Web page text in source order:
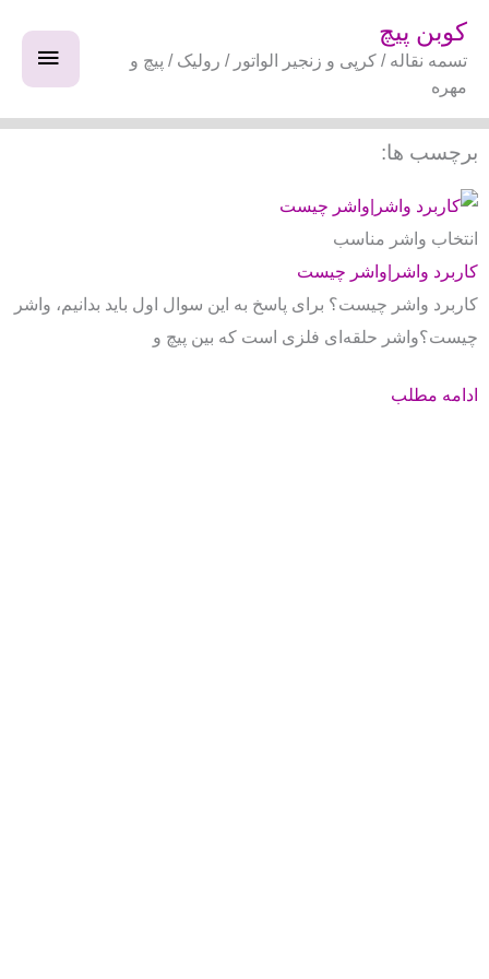
کوبن پیچ
تسمه نقاله / کرپی و زنجیر الواتور / رولیک / پیچ و
مهره
برچسب ها:
انتخاب واشر مناسب
کاربرد واشر|واشر چیست
کاربرد واشر چیست؟ برای پاسخ به این سوال اول باید بدانیم، واشر
چیست؟واشر حلقه‌ای فلزی است که بین پیچ و
ادامه مطلب